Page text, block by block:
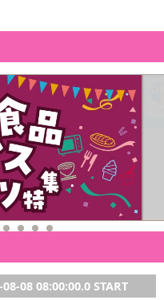
けで粘着性が復活し、繰り
しています。
勝手に耳垢が取れる。
、側面、先端はグニャりと
るため、何度でも復活！
08-08 08:00:00.0 START